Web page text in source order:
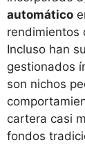
automático
rendimientos
Incluso han
gestionados
son nichos
cartera casi
fondos